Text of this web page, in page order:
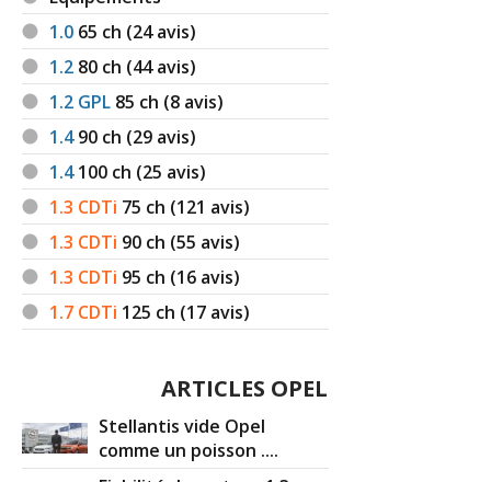
1.0 65 ch (24 avis)
1.2 80 ch (44 avis)
1.2 GPL 85 ch (8 avis)
1.490 ch (29 avis)
1.4100 ch (25 avis)
1.3 CDTi 75 ch (121 avis)
1.3 CDTi 90 ch (55 avis)
1.3 CDTi 95 ch (16 avis)
1.7 CDTi 125 ch (17 avis)
ARTICLES OPEL
Stellantis vide Opel
comme un poisson ....